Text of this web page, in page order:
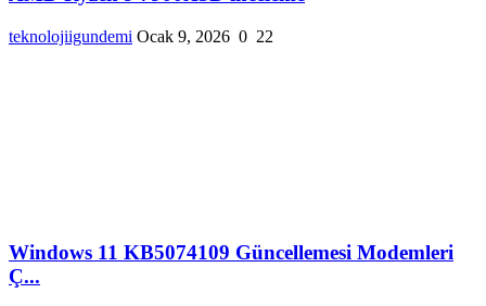
teknolojiigundemi Ocak 9, 2026 0 22
Windows 11 KB5074109 Güncellemesi Modemleri
Ç...